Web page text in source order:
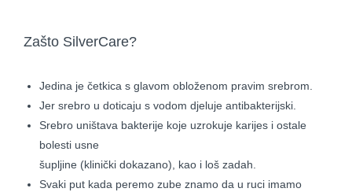
Zašto SilverCare?
Jedina je četkica s glavom obloženom pravim srebrom.
Jer srebro u doticaju s vodom djeluje antibakterijski.
Srebro uništava bakterije koje uzrokuje karijes i ostale
bolesti usne
šupljine (klinički dokazano), kao i loš zadah.
Svaki put kada peremo zube znamo da u ruci imamo